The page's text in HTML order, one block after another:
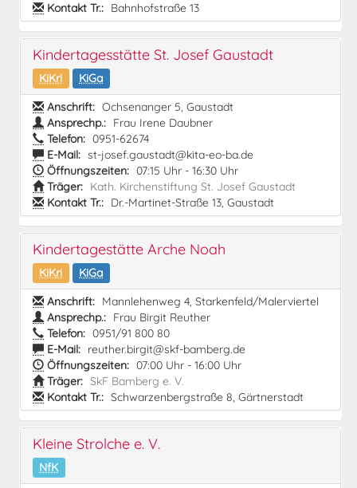
Kontakt Tr.: Bahnhofstraße 13
Kindertagesstätte St. Josef Gaustadt
KiKri
KiGa
Anschrift: Ochsenanger 5, Gaustadt
Ansprechp.: Frau Irene Daubner
Telefon: 0951-62674
E-Mail: st-josef.gaustadt@kita-eo-ba.de
Öffnungszeiten: 07:15 Uhr - 16:30 Uhr
Träger: Kath. Kirchenstiftung St. Josef Gaustadt
Kontakt Tr.: Dr.-Martinet-Straße 13, Gaustadt
Kindertagestätte Arche Noah
KiKri
KiGa
Anschrift: Mannlehenweg 4, Starkenfeld/Malerviertel
Ansprechp.: Frau Birgit Reuther
Telefon: 0951/91 800 80
E-Mail: reuther.birgit@skf-bamberg.de
Öffnungszeiten: 07:00 Uhr - 16:00 Uhr
Träger: SkF Bamberg e. V.
Kontakt Tr.: Schwarzenbergstraße 8, Gärtnerstadt
Kleine Strolche e. V.
NfK